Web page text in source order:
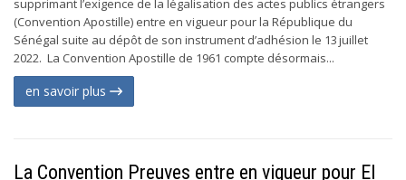
supprimant l’exigence de la légalisation des actes publics étrangers
(Convention Apostille) entre en vigueur pour la République du
Sénégal suite au dépôt de son instrument d’adhésion le 13 juillet
2022. La Convention Apostille de 1961 compte désormais...
en savoir plus
La Convention Preuves entre en vigueur pour El